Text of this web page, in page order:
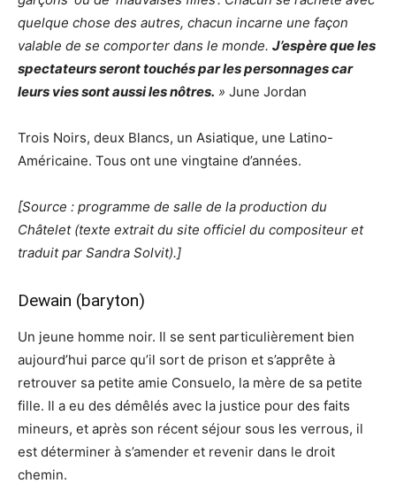
quelque chose des autres, chacun incarne une façon
valable de se comporter dans le monde. J’espère que les
spectateurs seront touchés par les personnages car
leurs vies sont aussi les nôtres. » June Jordan
Trois Noirs, deux Blancs, un Asiatique, une Latino-
Américaine. Tous ont une vingtaine d’années.
[Source : programme de salle de la production du
Châtelet (texte extrait du site officiel du compositeur et
traduit par Sandra Solvit).]
Dewain (baryton)
Un jeune homme noir. Il se sent particulièrement bien
aujourd’hui parce qu’il sort de prison et s’apprête à
retrouver sa petite amie Consuelo, la mère de sa petite
fille. Il a eu des démêlés avec la justice pour des faits
mineurs, et après son récent séjour sous les verrous, il
est déterminer à s’amender et revenir dans le droit
chemin.